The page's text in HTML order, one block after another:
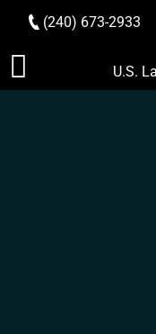
Saltar
(240) 673-2933
U.S.